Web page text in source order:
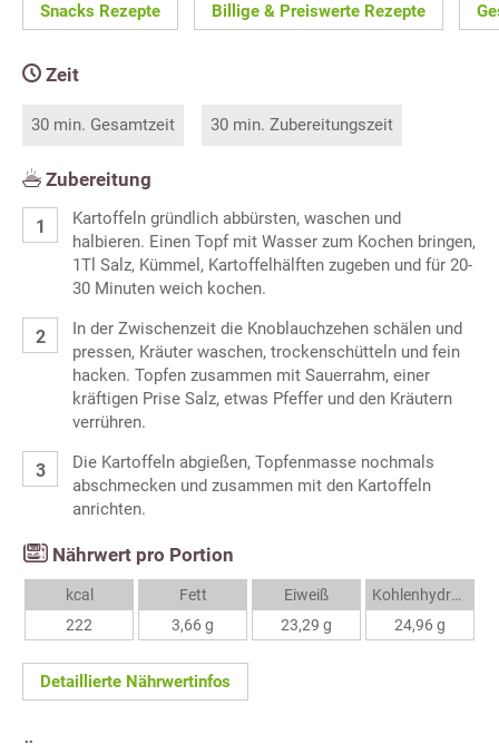
Snacks Rezepte Billige & Preiswerte Rezepte
Zeit
30 min. Gesamtzeit 30 min. Zubereitungszeit
Zubereitung
Kartoffeln gründlich abbürsten, waschen und
halbieren. Einen Topf mit Wasser zum Kochen bringen,
1Tl Salz, Kümmel, Kartoffelhälften zugeben und für 20-
30 Minuten weich kochen.
In der Zwischenzeit die Knoblauchzehen schälen und
pressen, Kräuter waschen, trockenschütteln und fein
hacken. Topfen zusammen mit Sauerrahm, einer
kräftigen Prise Salz, etwas Pfeffer und den Kräutern
verrühren.
Die Kartoffeln abgießen, Topfenmasse nochmals
abschmecken und zusammen mit den Kartoffeln
anrichten.
Nährwert pro Portion
kcal
222
Fett
3,66 g
Eiweiß
23,29 g
Kohlenhydrate
24,96 g
Detaillierte Nährwertinfos